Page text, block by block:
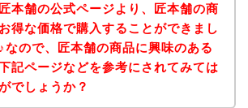
本舗の公式ページより、匠本舗の商
得な価格で購入することができまし
なので、匠本舗の商品に興味のある
記ページなどを参考にされてみては
でしょうか？